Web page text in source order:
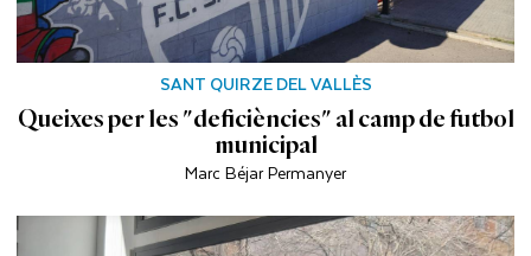
SANT QUIRZE DEL VALLÈS
Queixes per les "deficiències" al camp de futbol
municipal
Marc Béjar Permanyer